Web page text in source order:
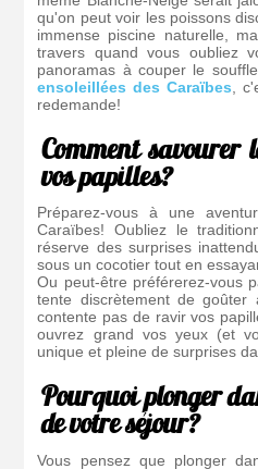
qu'on peut voir les poissons
immense piscine naturelle,
travers quand vous oubliez
panoramas à couper le
ensoleillées des Caraïbes ,
redemande!
Comment
vos papilles?
Préparez-vous à une
Caraïbes! Oubliez le
réserve des surprises
sous un cocotier tout en
Ou peut-être préférerez-vous
tente discrètement de
contente pas de ravir vos
ouvrez grand vos yeux (et
unique et pleine de surprises
Pourquoi plonger
de votre séjour?
Vous pensez que plonger